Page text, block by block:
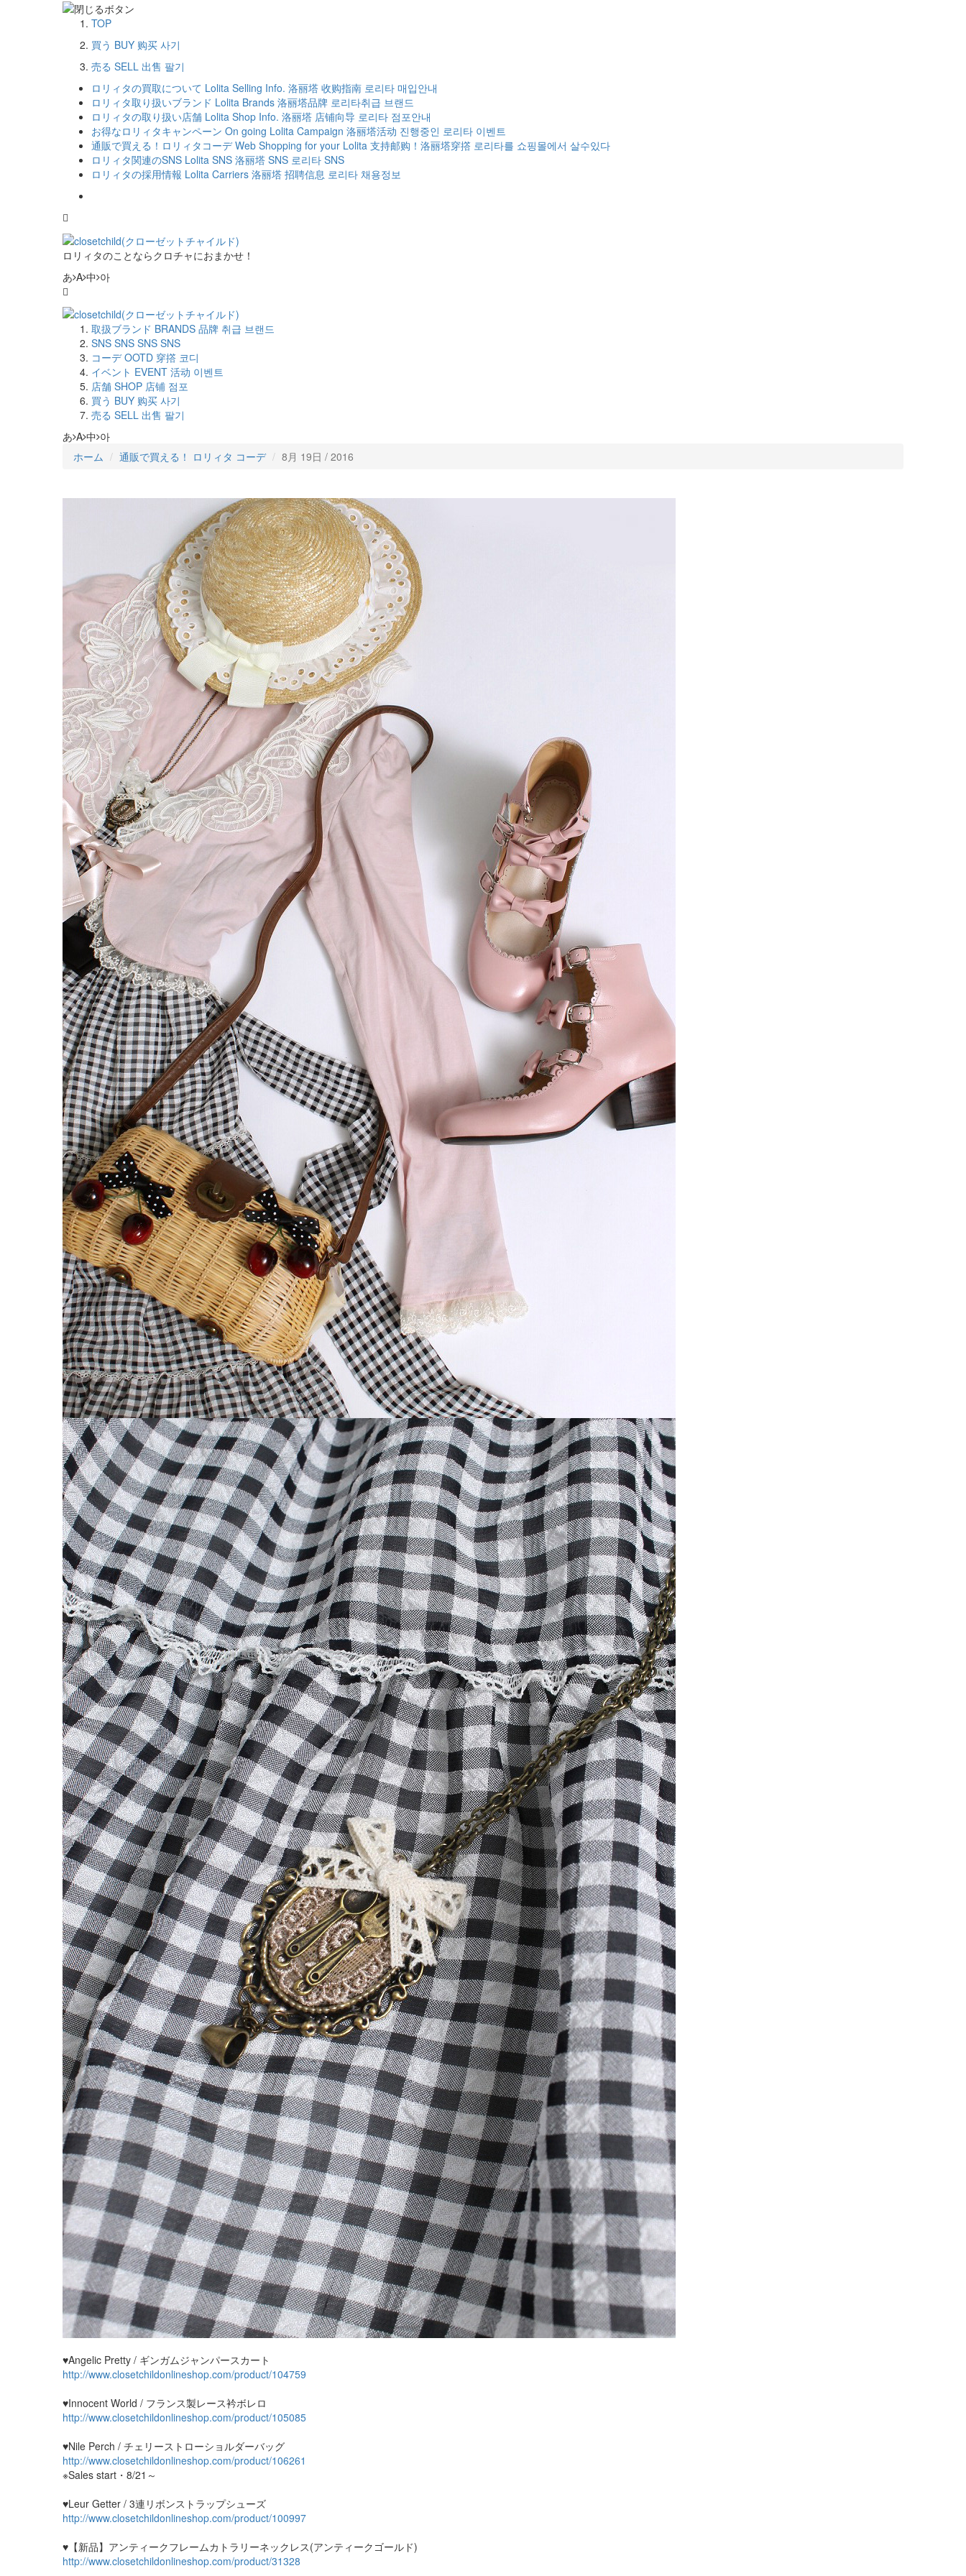
TOP
買う BUY 购买 사기
売る SELL 出售 팔기
ロリィタの買取について Lolita Selling Info. 洛丽塔 收购指南 로리타 매입안내
ロリィタ取り扱いブランド Lolita Brands 洛丽塔品牌 로리타취급 브랜드
ロリィタの取り扱い店舗 Lolita Shop Info. 洛丽塔 店铺向导 로리타 점포안내
お得なロリィタキャンペーン On going Lolita Campaign 洛丽塔活动 진행중인 로리타 이벤트
通販で買える！ロリィタコーデ Web Shopping for your Lolita 支持邮购！洛丽塔穿撘 로리타를 쇼핑몰에서 살수있다
ロリィタ関連のSNS Lolita SNS 洛丽塔 SNS 로리타 SNS
ロリィタの採用情報 Lolita Carriers 洛丽塔 招聘信息 로리타 채용정보
ロリィタのことならクロチャにおまかせ！
あ A 中 아
取扱ブランド BRANDS 品牌 취급 브랜드
SNS SNS SNS SNS
コーデ OOTD 穿撘 코디
イベント EVENT 活动 이벤트
店舗 SHOP 店铺 점포
買う BUY 购买 사기
売る SELL 出售 팔기
あ A 中 아
ホーム
通販で買える！ ロリィタ コーデ 8月 19日 / 2016
♥Angelic Pretty / ギンガムジャンパースカート
http://www.closetchildonlineshop.com/product/104759
♥Innocent World / フランス製レース衿ボレロ
http://www.closetchildonlineshop.com/product/105085
♥Nile Perch / チェリーストローショルダーバッグ
http://www.closetchildonlineshop.com/product/106261
※Sales start・8/21～
♥Leur Getter / 3連リボンストラップシューズ
http://www.closetchildonlineshop.com/product/100997
♥【新品】アンティークフレームカトラリーネックレス(アンティークゴールド)
http://www.closetchildonlineshop.com/product/31328